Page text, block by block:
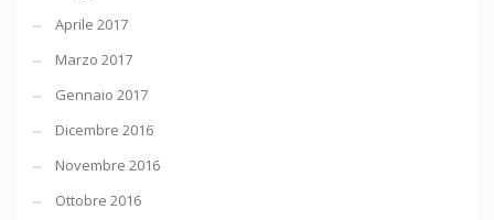
Aprile 2017
Marzo 2017
Gennaio 2017
Dicembre 2016
Novembre 2016
Ottobre 2016